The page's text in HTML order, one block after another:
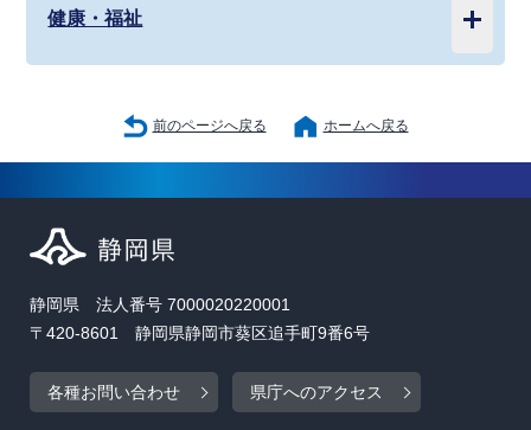
健康・福祉
前のページへ戻る ホームへ戻る
静岡県 法人番号 7000020220001
〒420-8601 静岡県静岡市葵区追手町9番6号
各種お問い合わせ 県庁へのアクセス